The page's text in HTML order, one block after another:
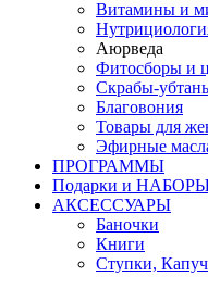
Витамины и
Аюрведа
Фитосборы и
Скрабы-
Благовония
Товары для
Эфирные
ПРОГРАММЫ
Подарки и
АКСЕССУАРЫ
Баночки
Книги
Ступки,